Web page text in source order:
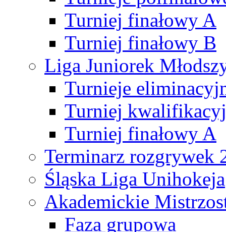
Turniej finałowy A
Turniej finałowy B
Liga Juniorek
Turnieje
Turniej
Turniej finałowy A
Terminarz rozgrywek
Śląska Liga Unihokeja
Akademickie
Faza grupowa